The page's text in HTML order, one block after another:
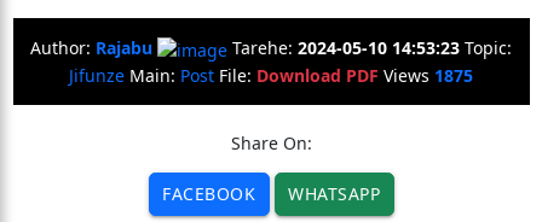
Author: Rajabu Tarehe: 2024-05-10 14:53:23 Topic:
Jifunze Main: Post File: Download PDF Views 1875
Share On:
FACEBOOK WHATSAPP